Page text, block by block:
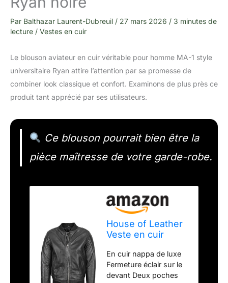
Par Balthazar Laurent-Dubreuil / 27 mars 2026 / 3 minutes de
lecture / Vestes en cuir
Le blouson aviateur en cuir véritable pour homme MA-1 style
universitaire Ryan attire l’attention par sa promesse de
combiner look classique et confort. Examinons de plus près ce
produit tant apprécié par ses utilisateurs.
Ce blouson pourrait bien être la
pièce maîtresse de votre garde-robe.
House of Leather
Veste en cuir
homme Bomber
Jacke MA-1 style
universitaire
En cuir nappa de luxe
Fermeture éclair sur le
devant Deux poches